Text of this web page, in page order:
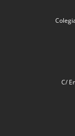
C/